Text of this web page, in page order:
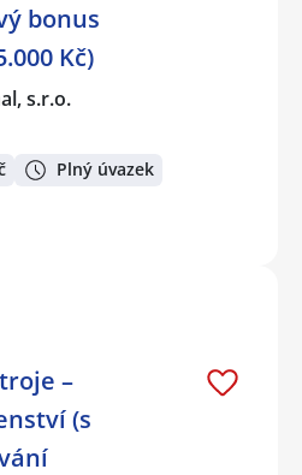
bonus
Kč)
s.r.o.
Plný úvazek
–
(s